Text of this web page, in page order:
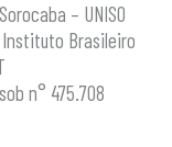
– UNISO
Brasileiro
n° 475.708